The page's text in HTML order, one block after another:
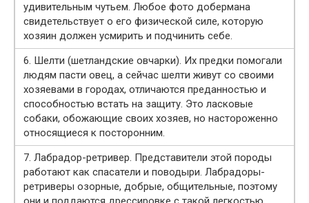
удивительным чутьем. Любое фото добермана
свидетельствует о его физической силе, которую
хозяин должен усмирить и подчинить себе.
6. Шелти (шетландские овчарки). Их предки помогали
людям пасти овец, а сейчас шелти живут со своими
хозяевами в городах, отличаются преданностью и
способностью встать на защиту. Это ласковые
собаки, обожающие своих хозяев, но настороженно
относящиеся к посторонним.
7. Лабрадор-ретривер. Представители этой породы
работают как спасатели и поводыри. Лабрадоры-
ретриверы озорные, добрые, общительные, поэтому